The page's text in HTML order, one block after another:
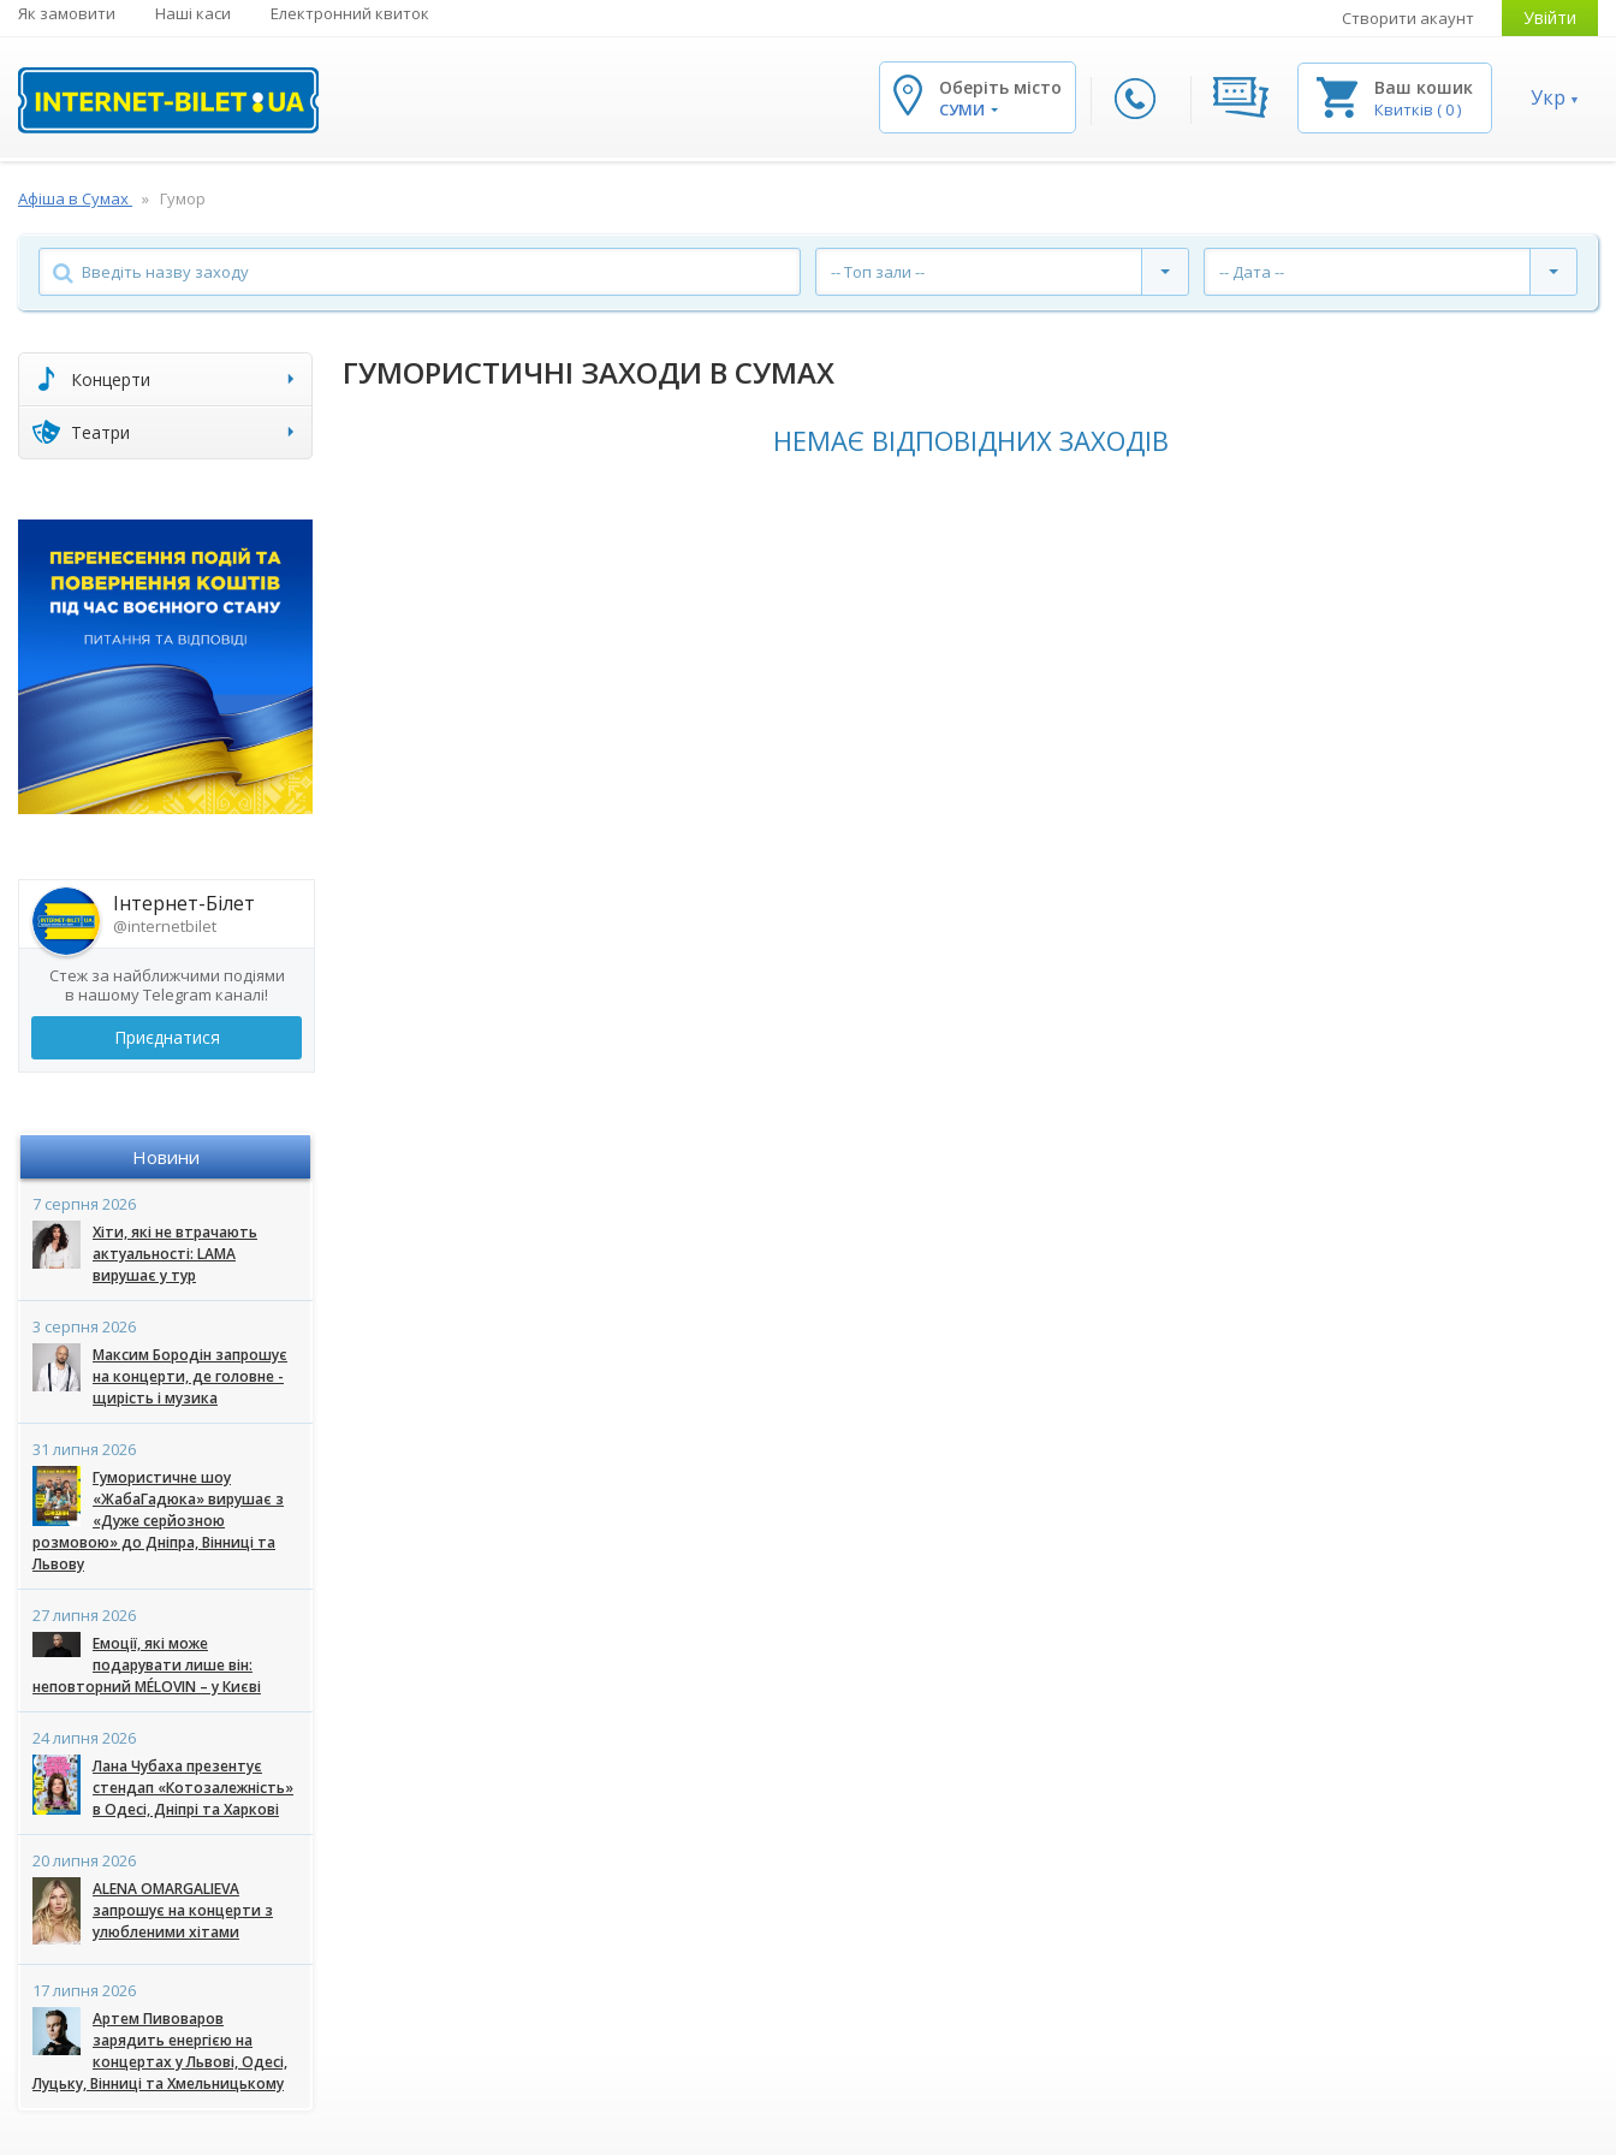
Як замовити Наші каси Електронний квиток Створити акаунт Увійти
Оберіть місто
СУМИ
Ваш кошик
Квитків (0) Укр
Афіша в Сумах Гумор
-- Топ зали -- -- Дата --
Концерти
Театри
Інтернет-Білет
@internetbilet
Стеж за найближчими подіями
в нашому Telegram каналі!
Приєднатися
Новини
7 серпня 2026
Хіти, які не втрачають
актуальності: LAMA
вирушає у тур
3 серпня 2026
Максим Бородін запрошує
на концерти, де головне -
щирість і музика
31 липня 2026
Гумористичне шоу
«ЖабаГадюка» вирушає з
«Дуже серйозною
розмовою» до Дніпра, Вінниці та
Львову
27 липня 2026
Емоції, які може
подарувати лише він:
неповторний MÉLOVIN – у Києві
24 липня 2026
Лана Чубаха презентує
стендап «Котозалежність»
в Одесі, Дніпрі та Харкові
20 липня 2026
ALENA OMARGALIEVA
запрошує на концерти з
улюбленими хітами
17 липня 2026
Артем Пивоваров
зарядить енергією на
концертах у Львові, Одесі,
Луцьку, Вінниці та Хмельницькому
ГУМОРИСТИЧНІ ЗАХОДИ В СУМАХ
НЕМАЄ ВІДПОВІДНИХ ЗАХОДІВ